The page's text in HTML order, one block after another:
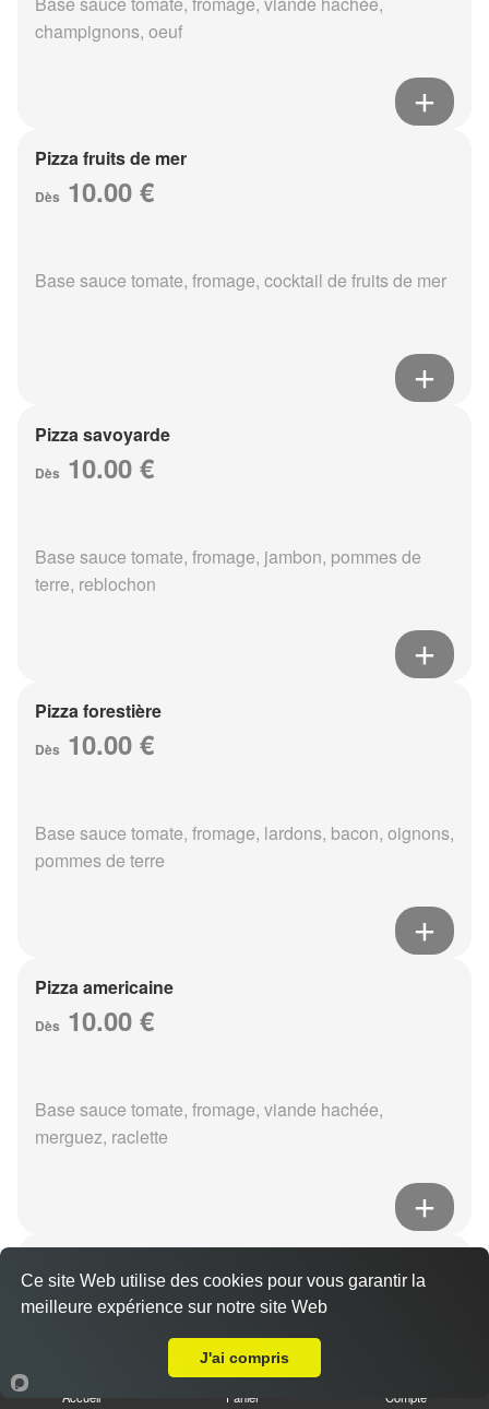
champignons, oeuf
Pizza fruits de mer
Dès 10.00 €
Base sauce tomate, fromage, cocktail de fruits de mer
Pizza savoyarde
Dès 10.00 €
Base sauce tomate, fromage, jambon, pommes de
terre, reblochon
Pizza forestière
Dès 10.00 €
Base sauce tomate, fromage, lardons, bacon, oignons,
pommes de terre
Pizza americaine
Dès 10.00 €
Base sauce tomate, fromage, viande hachée,
merguez, raclette
Dès10.00 €
Base sauce tomate, fromage, viande hachée, boursin,
Accueil Panier Compte
Ce site Web utilise des cookies pour vous garantir la
meilleure expérience sur notre site Web
J'ai compris